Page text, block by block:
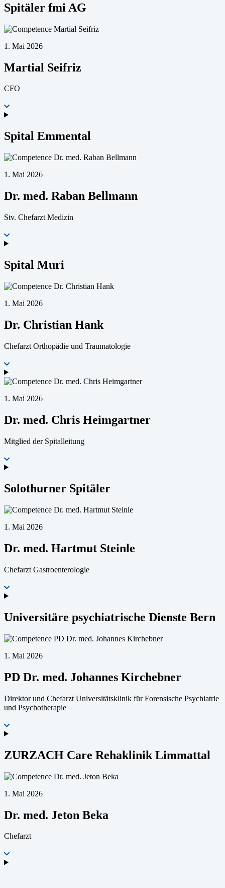
Spitäler fmi AG
1. Mai 2026
Martial Seifriz
CFO
Spital Emmental
1. Mai 2026
Dr. med. Raban Bellmann
Stv. Chefarzt Medizin
Spital Muri
1. Mai 2026
Dr. Christian Hank
Chefarzt Orthopädie und Traumatologie
1. Mai 2026
Dr. med. Chris Heimgartner
Mitglied der Spitalleitung
Solothurner Spitäler
1. Mai 2026
Dr. med. Hartmut Steinle
Chefarzt Gastroenterologie
Universitäre psychiatrische Dienste Bern
1. Mai 2026
PD Dr. med. Johannes Kirchebner
Direktor und Chefarzt Universitätsklinik für Forensische Psychiatrie
und Psychotherapie
ZURZACH Care Rehaklinik Limmattal
1. Mai 2026
Dr. med. Jeton Beka
Chefarzt